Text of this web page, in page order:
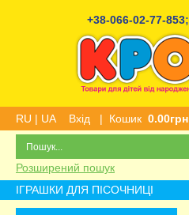
+38-066-02-77-853;
RU | UA Вхід | Кошик 0.00грн
Розширений пошук
ІГРАШКИ ДЛЯ ПІСОЧНИЦІ